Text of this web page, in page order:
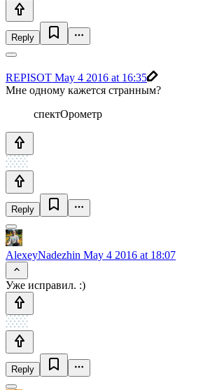
Reply
REPISOT May 4 2016 at 16:35
Мне одному кажется странным?
спектОрометр
Reply
AlexeyNadezhin May 4 2016 at 18:07
Уже исправил. :)
Reply